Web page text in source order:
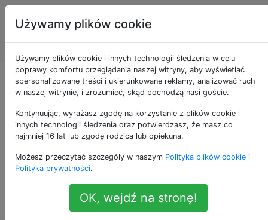
Programowanie
puzzli i Code
Golf
Czy to super prime?
22 tło
Super-prime
jest liczbą pierwszą. Sekwencja wygląda
następująco:
Używamy plików cookie
Używamy plików cookie i innych technologii śledzenia w celu
poprawy komfortu przeglądania naszej witryny, aby wyświetlać
spersonalizowane treści i ukierunkowane reklamy, analizować ruch
w naszej witrynie, i zrozumieć, skąd pochodzą nasi goście.
Kontynuując, wyrażasz zgodę na korzystanie z plików cookie i
innych technologii śledzenia oraz potwierdzasz, że masz co
najmniej 16 lat lub zgodę rodzica lub opiekuna.
Możesz przeczytać szczegóły w naszym Polityka plików cookie i
Polityka prywatności.
OK, wejdź na stronę!